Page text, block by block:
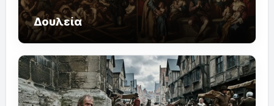
Δουλεία